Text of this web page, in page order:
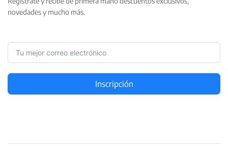
novedades y mucho más.
Inscripción